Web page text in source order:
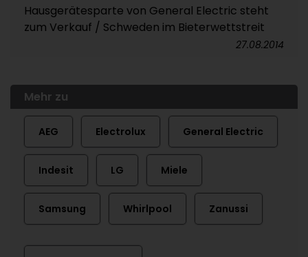
Hausgerätesparte von General Electric steht
zum Verkauf / Schweden im Bieterwettstreit
27.08.2014
Mehr zu
AEG Electrolux General Electric
Indesit LG Miele
Samsung Whirlpool Zanussi